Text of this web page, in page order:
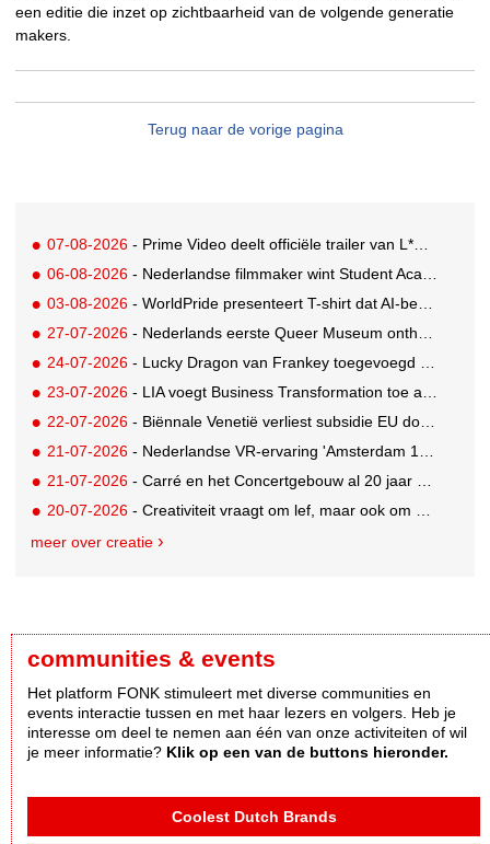
een editie die inzet op zichtbaarheid van de volgende generatie
makers.
Terug naar de vorige pagina
07-08-2026 - Prime Video deelt officiële trailer van L*VE KLEINE
06-08-2026 - Nederlandse filmmaker wint Student Academy Award
03-08-2026 - WorldPride presenteert T-shirt dat AI-bewakingscamera's misleidt
27-07-2026 - Nederlands eerste Queer Museum onthult nieuwe visuele identiteit
24-07-2026 - Lucky Dragon van Frankey toegevoegd aan vaste opstelling STRAAT Museum
23-07-2026 - LIA voegt Business Transformation toe als prijzencategorie
22-07-2026 - Biënnale Venetië verliest subsidie EU door deelname Rusland
21-07-2026 - Nederlandse VR-ervaring 'Amsterdam 1652' geselecteerd voor filmfestival Venetië
21-07-2026 - Carré en het Concertgebouw al 20 jaar absolute favorieten van cultuurpubliek
20-07-2026 - Creativiteit vraagt om lef, maar ook om een plan voor als het misgaat
meer over creatie
communities & events
Het platform FONK stimuleert met diverse communities en
events interactie tussen en met haar lezers en volgers. Heb je
interesse om deel te nemen aan één van onze activiteiten of wil
je meer informatie? Klik op een van de buttons hieronder.
Coolest Dutch Brands